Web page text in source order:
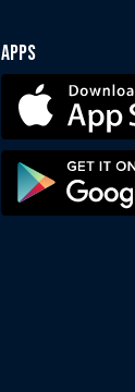
Apps